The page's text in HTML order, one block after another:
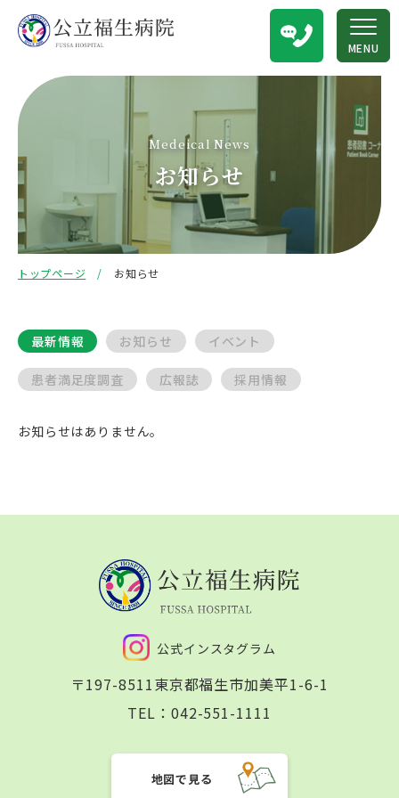
MENU
Medeical News
お知らせ
トップページ お知らせ
最新情報 お知らせ イベント
患者満足度調査 広報誌 採用情報
お知らせはありません。
公式インスタグラム
〒197-8511東京都福生市加美平1-6-1
TEL： 042-551-1111
地図で見る